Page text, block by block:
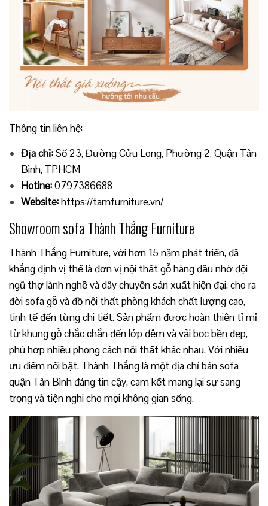
Thông tin liên hệ:
Địa chỉ:Số 23, Đường Cửu Long, Phường 2, Quận Tân
Bình, TPHCM
Hotine:0797386688
Website:https://tamfurniture.vn/
Showroom sofa Thành Thắng Furniture
Thành Thắng Furniture, với hơn 15 năm phát triển, đã
khẳng định vị thế là đơn vị nội thất gỗ hàng đầu nhờ đội
ngũ thợ lành nghề và dây chuyền sản xuất hiện đại, cho ra
đời sofa gỗ và đồ nội thất phòng khách chất lượng cao,
tinh tế đến từng chi tiết. Sản phẩm được hoàn thiện tỉ mỉ
từ khung gỗ chắc chắn đến lớp đệm và vải bọc bền đẹp,
phù hợp nhiều phong cách nội thất khác nhau. Với nhiều
ưu điểm nổi bật, Thành Thắng là một địa chỉ bán sofa
quận Tân Bình đáng tin cậy, cam kết mang lại sự sang
trọng và tiện nghi cho mọi không gian sống.